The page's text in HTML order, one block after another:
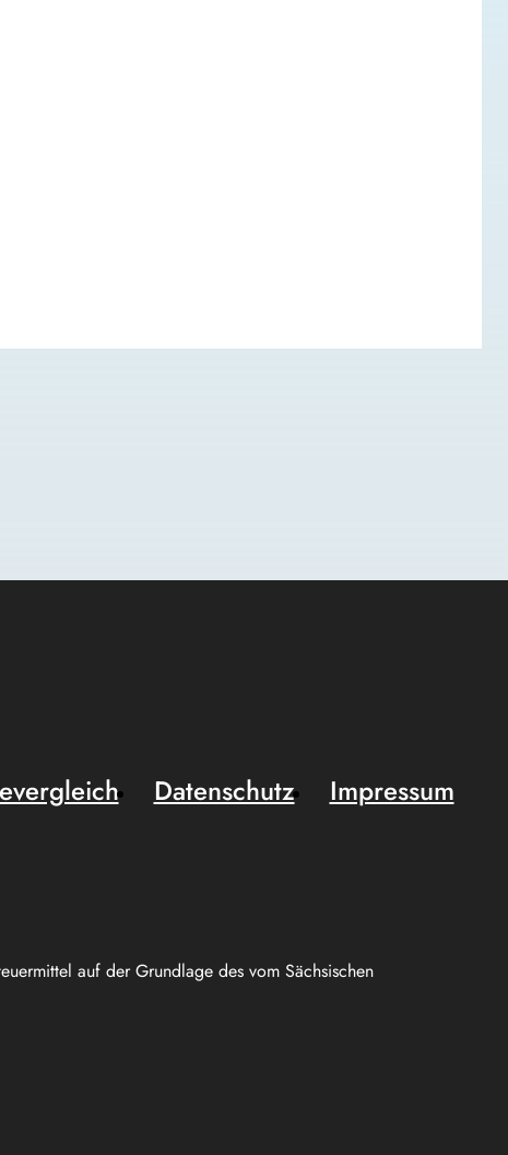
auf der Grundlage des vom Sächsischen
Datenschutz
Impressum